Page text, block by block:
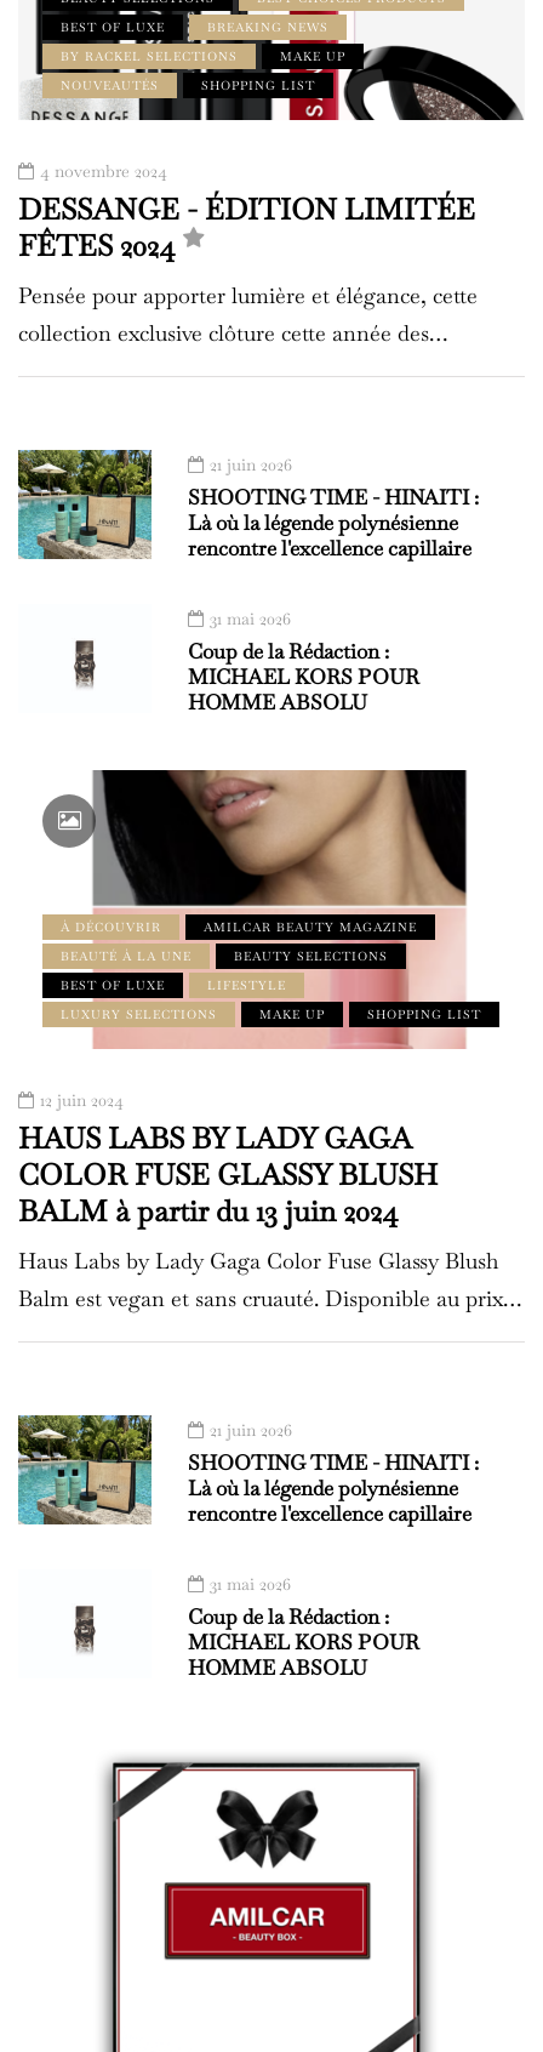
BEST OF LUXE
BREAKING NEWS
BY RACKEL SELECTIONS
MAKE UP
NOUVEAUTÉS
SHOPPING LIST
4 novembre 2024
DESSANGE - ÉDITION LIMITÉE
FÊTES 2024
Pensée pour apporter lumière et élégance, cette
collection exclusive clôture cette année des…
21 juin 2026
SHOOTING TIME - HINAITI :
Là où la légende polynésienne
rencontre l'excellence capillaire
31 mai 2026
Coup de la Rédaction :
MICHAEL KORS POUR
HOMME ABSOLU
À DÉCOUVRIR
AMILCAR BEAUTY MAGAZINE
BEAUTÉ À LA UNE
BEAUTY SELECTIONS
BEST OF LUXE
LIFESTYLE
LUXURY SELECTIONS
MAKE UP SHOPPING LIST
12 juin 2024
HAUS LABS BY LADY GAGA
COLOR FUSE GLASSY BLUSH
BALM à partir du 13 juin 2024
Haus Labs by Lady Gaga Color Fuse Glassy Blush
Balm est vegan et sans cruauté. Disponible au prix…
21 juin 2026
SHOOTING TIME - HINAITI :
Là où la légende polynésienne
rencontre l'excellence capillaire
31 mai 2026
Coup de la Rédaction :
MICHAEL KORS POUR
HOMME ABSOLU